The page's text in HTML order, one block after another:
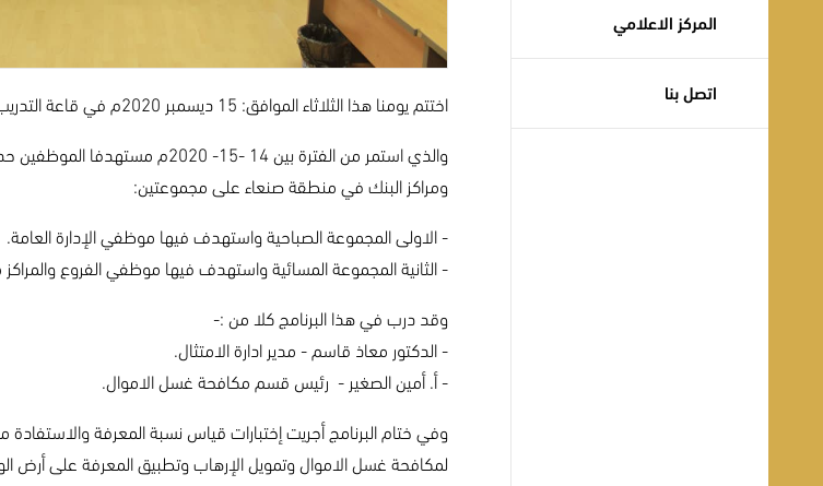
المركز الاعلامي
اتصل بنا
اختتم يومنا هذا الثلاثاء الموافق: 15 ديسمبر 2020م في قاعة التدريب بالإدارة العامة البرنامج التدريبي: "مكافحة غسل الاموال وتمويل الإرهاب"
والذي استمر من الفترة بين 14 -
ومراكز البنك في منطقة صنعاء على مجموعتين:
- الاولى المجموعة الصباحية واستهدف فيها موظفي الإدارة العامة.
- الثانية المجموعة المسائية واستهدف فيها موظفي الفروع
وقد درب في هذا البرنامج كلا من :-
- الدكتور معاذ قاسم - مدير ادارة الامتثال.
- أ. أمين الصغير - رئيس قسم مكافحة غسل الاموال.
وفي ختام البرنامج أجريت إختبارات قياس نسبة المعرفة والاستفادة
لمكافحة غسل الاموال وتمويل الإرهاب وتطبيق المعرفة على أرض